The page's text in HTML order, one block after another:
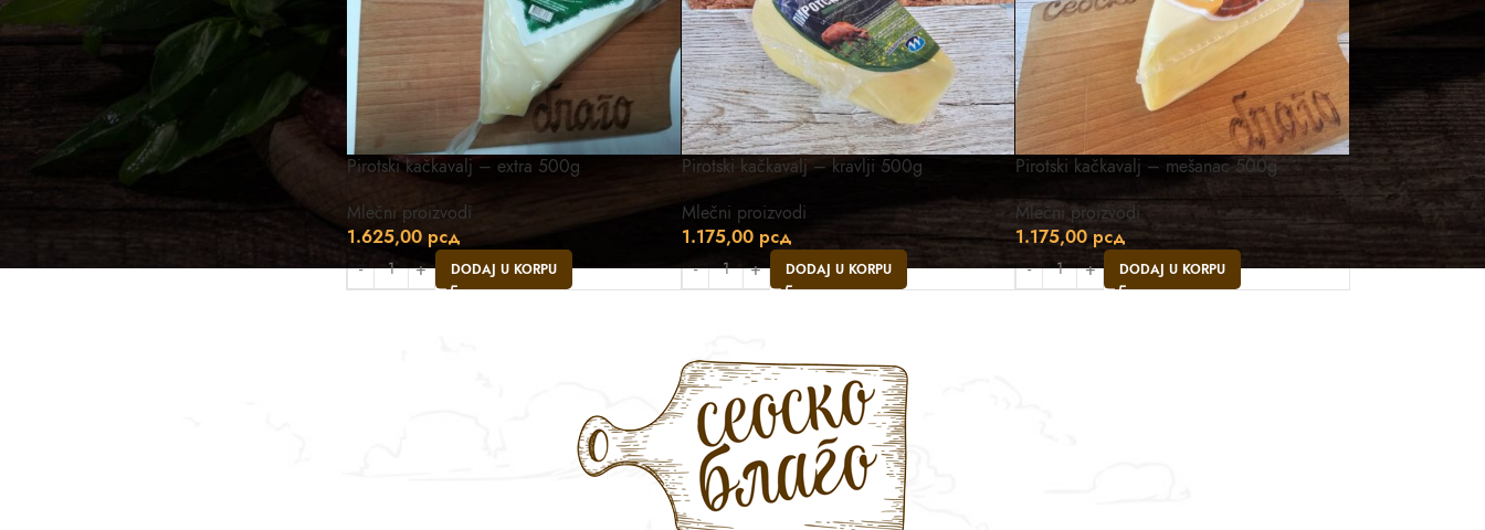
Pirotski kačkavalj – extra 500g
Mlečni proizvodi
1.625,00 рсд
DODAJ U KORPU
Pirotski kačkavalj – kravlji 500g
Mlečni proizvodi
1.175,00 рсд
DODAJ U KORPU
Pirotski kačkavalj – mešanac 500g
Mlečni proizvodi
1.175,00рсд
DODAJ U KORPU
Asistent